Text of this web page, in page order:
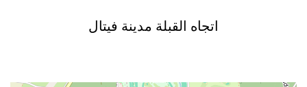
اتجاه القبلة مدينة فيتال